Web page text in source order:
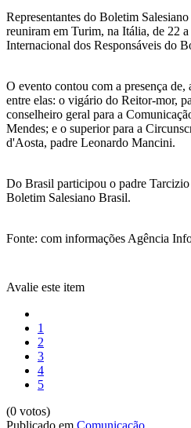
Representantes do Boletim
reuniram em Turim, na Itália, de 22
Internacional dos Responsáveis do
O evento contou com a presença de,
entre elas: o vigário do Reitor-mor,
conselheiro geral para a
Mendes; e o superior para a
d'Aosta, padre Leonardo Mancini.
Do Brasil participou o padre
Boletim Salesiano Brasil.
Fonte: com informações Agência
Avalie este item
1
2
3
4
5
(0 votos)
Publicado em Comunicação